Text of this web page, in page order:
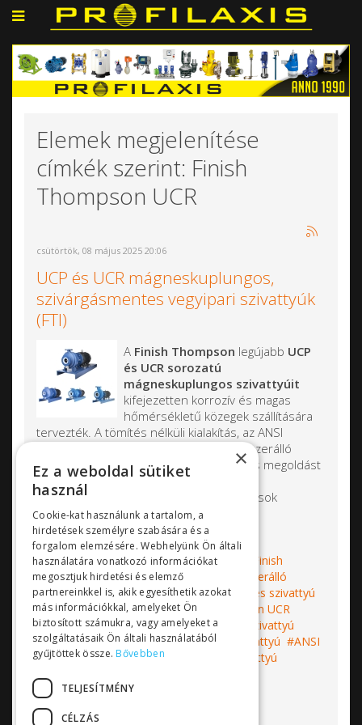
Elemek megjelenítése
címkék szerint: Finish
Thompson UCR
csütörtök, 08 május 2025 20:06
UCP és UCR mágneskuplungos,
szivárgásmentes vegyipari szivattyúk
(FTI)
A Finish Thompson legújabb UCP
és UCR sorozatú
mágneskuplungos szivattyúit
kifejezetten korrozív és magas
hőmérsékletű közegek szállítására
tervezték. A tömítés nélküli kialakítás, az ANSI
szabvány szerinti méretezés és a vegyszerálló
anyaghasználat révén a szivattyúk ideális megoldást
nyújtanak a vegyipar, felületkezelés,
szennyvízkezelés és más ipari alkalmazások
számára.
Címkék: mágneskuplungos szivattyú
Finish
Thompson
centrifugálszivattyú
vegyszerálló
szivattyú
ATEX szivattyú
ipari mágneses szivattyú
Finish Thompson UCP
Finish Thompson UCR
ANSI méretezésű szivattyú
vegyipari szivattyú
saválló szivattyú
szivárgásmentes szivattyú
ANSI
szabvány szivattyú
ipari centrifugál szivattyú
Bővebben...
×
Ez a weboldal sütiket
használ
Cookie-kat használunk a tartalom, a
hirdetések személyre szabására és a
forgalom elemzésére. Webhelyünk Ön általi
használatára vonatkozó információkat
megosztjuk hirdetési és elemző
partnereinkkel is, akik egyesíthetik azokat
más információkkal, amelyeket Ön
biztosított számukra, vagy amelyeket a
szolgáltatásaik Ön általi használatából
gyűjtöttek össze. Bővebben
TELJESÍTMÉNY
CÉLZÁS